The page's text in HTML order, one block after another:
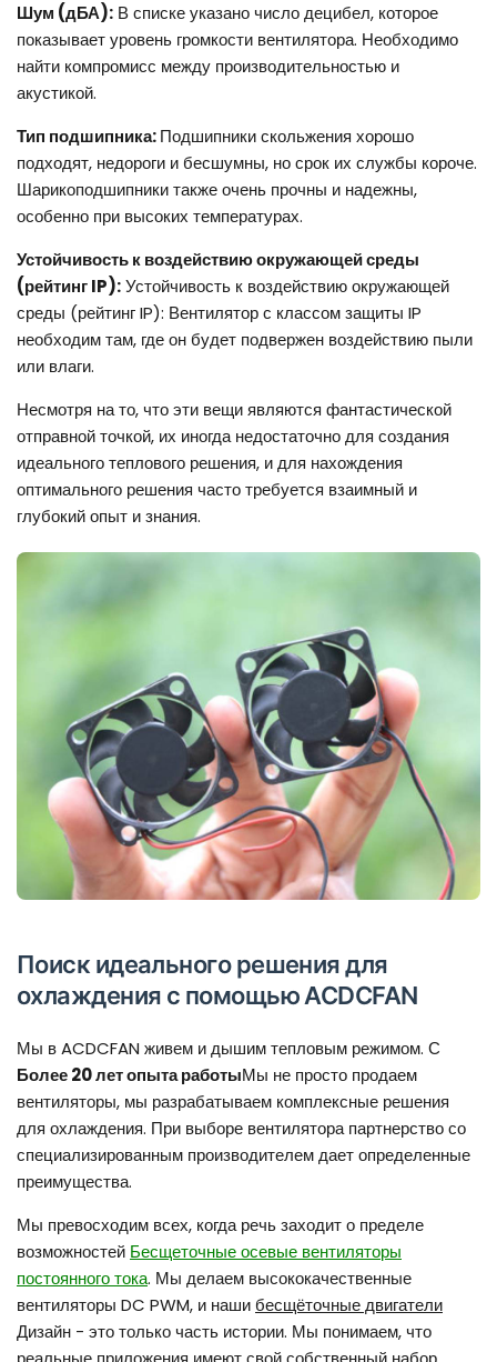
Шум (дБА): В списке указано число децибел, которое
показывает уровень громкости вентилятора. Необходимо
найти компромисс между производительностью и
акустикой.
Тип подшипника:Подшипники скольжения хорошо
подходят, недороги и бесшумны, но срок их службы короче.
Шарикоподшипники также очень прочны и надежны,
особенно при высоких температурах.
Устойчивость к воздействию окружающей среды
(рейтинг IP):Устойчивость к воздействию окружающей
среды (рейтинг IP): Вентилятор с классом защиты IP
необходим там, где он будет подвержен воздействию пыли
или влаги.
Несмотря на то, что эти вещи являются фантастической
отправной точкой, их иногда недостаточно для создания
идеального теплового решения, и для нахождения
оптимального решения часто требуется взаимный и
глубокий опыт и знания.
Поиск идеального решения для
охлаждения с помощью ACDCFAN
Мы в ACDCFAN живем и дышим тепловым режимом. С
Более 20 лет опыта работыМы не просто продаем
вентиляторы, мы разрабатываем комплексные решения
для охлаждения. При выборе вентилятора партнерство со
специализированным производителем дает определенные
преимущества.
Мы превосходим всех, когда речь заходит о пределе
возможностей Бесщеточные осевые вентиляторы
постоянного тока. Мы делаем высококачественные
вентиляторы DC PWM, и нашибесщёточные двигатели
Дизайн - это только часть истории. Мы понимаем, что